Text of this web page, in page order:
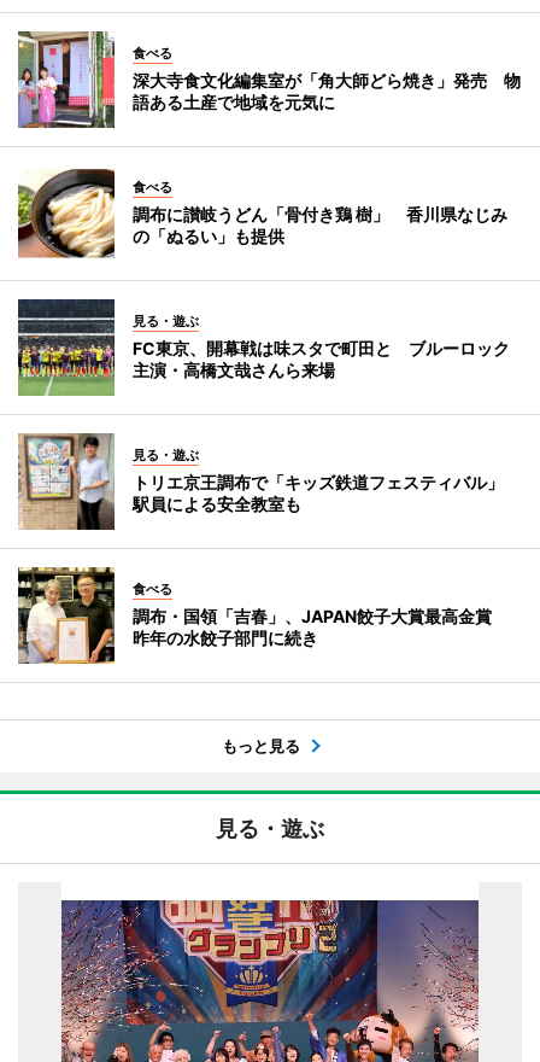
食べる
深大寺食文化編集室が「角大師どら焼き」発売 物
語ある土産で地域を元気に
食べる
調布に讃岐うどん「骨付き鶏 樹」 香川県なじみ
の「ぬるい」も提供
見る・遊ぶ
FC東京、開幕戦は味スタで町田と ブルーロック
主演・高橋文哉さんら来場
見る・遊ぶ
トリエ京王調布で「キッズ鉄道フェスティバル」
駅員による安全教室も
食べる
調布・国領「吉春」、JAPAN餃子大賞最高金賞
昨年の水餃子部門に続き
もっと見る
見る・遊ぶ